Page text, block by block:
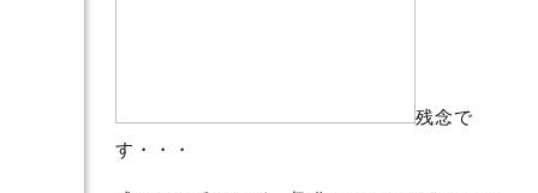
残念で
す・・・